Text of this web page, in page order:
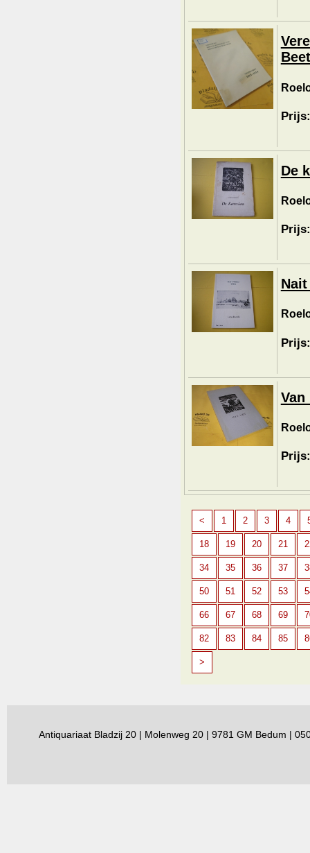
De
< 1 2 3 4
18 19 20 21
34 35 36 37
50 51 52 53
66 67 68 69
82 83 84 85
>
Antiquariaat Bladzij 20 | Molenweg 20 | 9781 GM Bedum |